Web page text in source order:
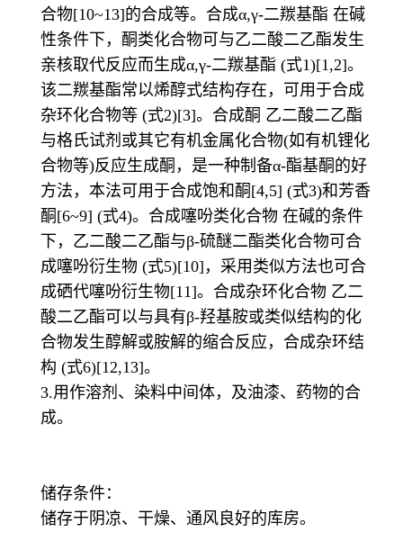
合物[10~13]的合成等。合成α,γ-二羰基酯 在碱
性条件下，酮类化合物可与乙二酸二乙酯发生
亲核取代反应而生成α,γ-二羰基酯 (式1)[1,2]。
该二羰基酯常以烯醇式结构存在，可用于合成
杂环化合物等 (式2)[3]。合成酮 乙二酸二乙酯
与格氏试剂或其它有机金属化合物(如有机锂化
合物等)反应生成酮，是一种制备α-酯基酮的好
方法，本法可用于合成饱和酮[4,5] (式3)和芳香
酮[6~9] (式4)。合成噻吩类化合物 在碱的条件
下，乙二酸二乙酯与β-硫醚二酯类化合物可合
成噻吩衍生物 (式5)[10]，采用类似方法也可合
成硒代噻吩衍生物[11]。合成杂环化合物 乙二
酸二乙酯可以与具有β-羟基胺或类似结构的化
合物发生醇解或胺解的缩合反应，合成杂环结
构 (式6)[12,13]。
3.用作溶剂、染料中间体，及油漆、药物的合
成。
储存条件：
储存于阴凉、干燥、通风良好的库房。